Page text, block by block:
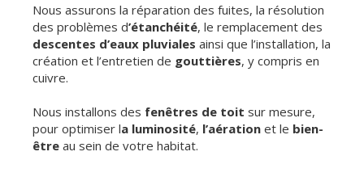
Nous assurons la réparation des fuites, la résolution
des problèmes d’étanchéité, le remplacement des
descentes d’eaux pluviales ainsi que l’installation, la
création et l’entretien de gouttières, y compris en
cuivre.
Nous installons des fenêtres de toit sur mesure,
pour optimiser la luminosité, l’aération et le bien-
être au sein de votre habitat.